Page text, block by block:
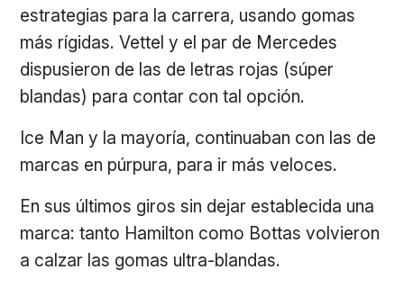
estrategias para la carrera, usando gomas
más rígidas. Vettel y el par de Mercedes
dispusieron de las de letras rojas (súper
blandas) para contar con tal opción.
Ice Man y la mayoría, continuaban con las de
marcas en púrpura, para ir más veloces.
En sus últimos giros sin dejar establecida una
marca: tanto Hamilton como Bottas volvieron
a calzar las gomas ultra-blandas.